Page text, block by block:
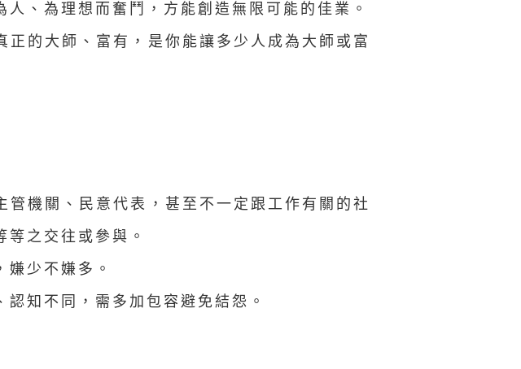
、為理想而奮鬥，方能創造無限可能的佳業。
的大師、富有，是你能讓多少人成為大師或富
機關、民意代表，甚至不一定跟工作有關的社
之交往或參與。
少不嫌多。
知不同，需多加包容避免結怨。